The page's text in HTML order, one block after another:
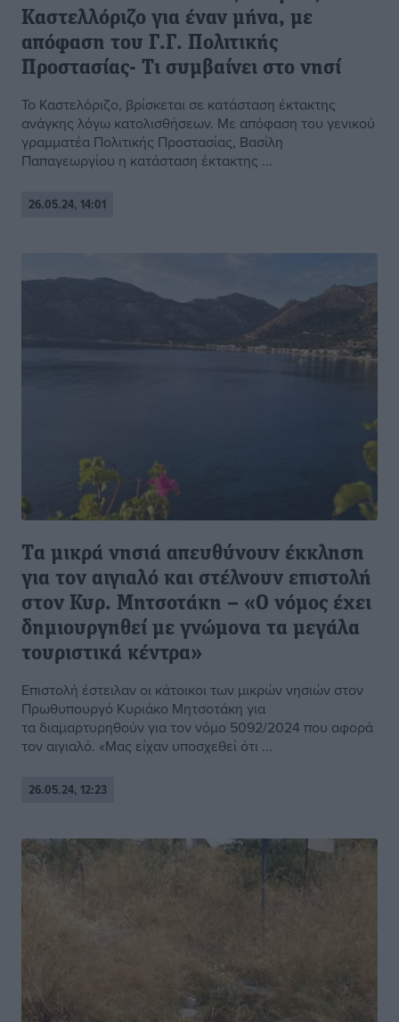
Καστελλόριζο για έναν μήνα, με
απόφαση του Γ.Γ. Πολιτικής
Προστασίας- Τι συμβαίνει στο νησί
To Καστελόριζο, βρίσκεται σε κατάσταση έκτακτης
ανάγκης λόγω κατολισθήσεων. Με απόφαση του γενικού
γραμματέα Πολιτικής Προστασίας, Βασίλη
Παπαγεωργίου η κατάσταση έκτακτης ...
26.05.24, 14:01
Tα μικρά νησιά απευθύνουν έκκληση
για τον αιγιαλό και στέλνουν επιστολή
στον Κυρ. Μητσοτάκη – «Ο νόμος έχει
δημιουργηθεί με γνώμονα τα μεγάλα
τουριστικά κέντρα»
Επιστολή έστειλαν oι κάτοικοι των μικρών νησιών στον
Πρωθυπουργό Κυριάκο Μητσοτάκη για
τα διαμαρτυρηθούν για τον νόμο 5092/2024 που αφορά
τον αιγιαλό. «Μας είχαν υποσχεθεί ότι ...
26.05.24, 12:23